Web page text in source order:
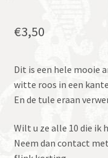
€3,50
Dit is een hele mooie
witte roos in een
En de tule eraan
Wilt u ze alle 10 die ik
Neem dan contact